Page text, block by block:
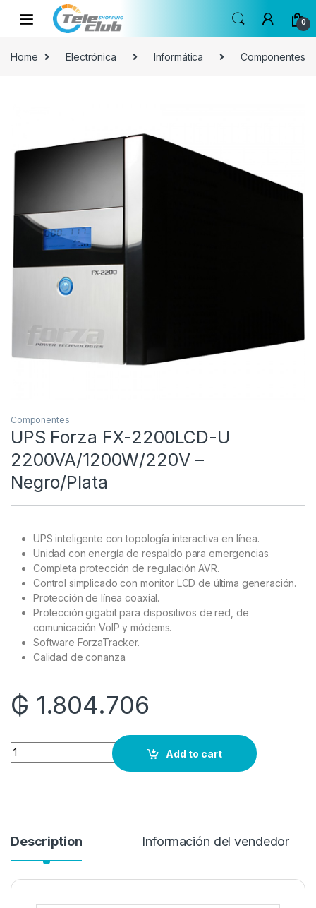
Skip to navigation
Skip to content
0
Home Electrónica Informática Componentes
Componentes
UPS Forza FX-2200LCD-U
2200VA/1200W/220V –
Negro/Plata
UPS inteligente con topología interactiva en línea.
Unidad con energía de respaldo para emergencias.
Completa protección de regulación AVR.
Control simplicado con monitor LCD de última generación.
Protección de línea coaxial.
Protección gigabit para dispositivos de red, de
comunicación VoIP y módems.
Software ForzaTracker.
Calidad de conanza.
₲ 1.804.706
Quantity
Add to cart
Description Información del vendedor